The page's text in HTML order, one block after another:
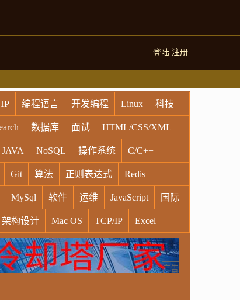
登陆 注册
编程语言 开发编程 Linux 科技
数据库 面试 HTML/CSS/XML
JAVA NoSQL 操作系统 C/C++
Git 算法 正则表达式 Redis
MySql 软件 运维 JavaScript 国际
架构设计 Mac OS TCP/IP Excel
Oracle Socket VR Vim
运营 Python MemCache 硬件广告